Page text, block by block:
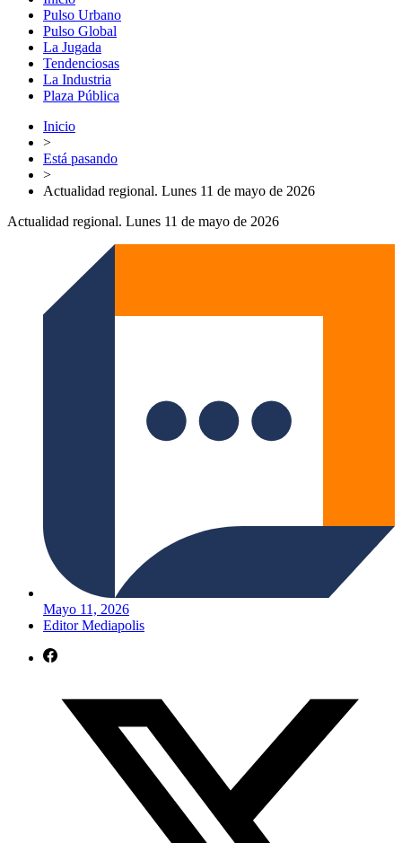
Pulso Urbano
Pulso Global
La Jugada
Tendenciosas
La Industria
Plaza Pública
Inicio
>
Está pasando
>
Actualidad regional. Lunes 11 de mayo de 2026
Actualidad regional. Lunes 11 de mayo de 2026
Mayo 11, 2026
Editor Mediapolis